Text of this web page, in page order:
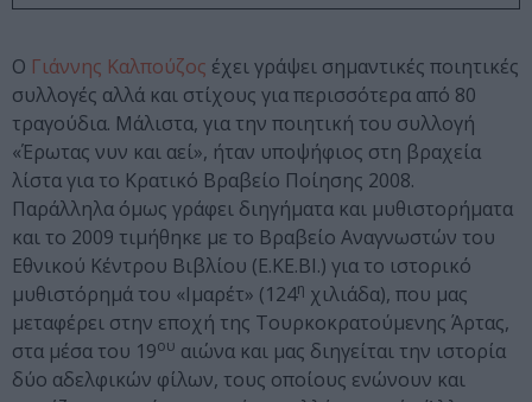
Ο Γιάννης Καλπούζος έχει γράψει σημαντικές ποιητικές
συλλογές αλλά και στίχους για περισσότερα από 80
τραγούδια. Μάλιστα, για την ποιητική του συλλογή
«Έρωτας νυν και αεί», ήταν υποψήφιος στη βραχεία
λίστα για το Κρατικό Βραβείο Ποίησης 2008.
Παράλληλα όμως γράφει διηγήματα και μυθιστορήματα
και το 2009 τιμήθηκε με το Βραβείο Αναγνωστών του
Εθνικού Κέντρου Βιβλίου (Ε.ΚΕ.ΒΙ.) για το ιστορικό
μυθιστόρημά του «Ιμαρέτ» (124η χιλιάδα), που μας
μεταφέρει στην εποχή της Τουρκοκρατούμενης Άρτας,
στα μέσα του 19ου αιώνα και μας διηγείται την ιστορία
δύο αδελφικών φίλων, τους οποίους ενώνουν και